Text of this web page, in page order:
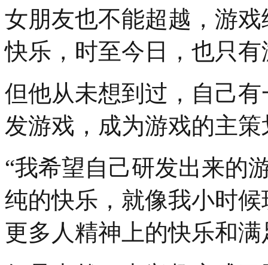
女朋友也不能超越，游
快乐，时至今日，也只
但他从未想到过，自己
发游戏，成为游戏的主策
“我希望自己研发出来的
纯的快乐，就像我小时
更多人精神上的快乐和满